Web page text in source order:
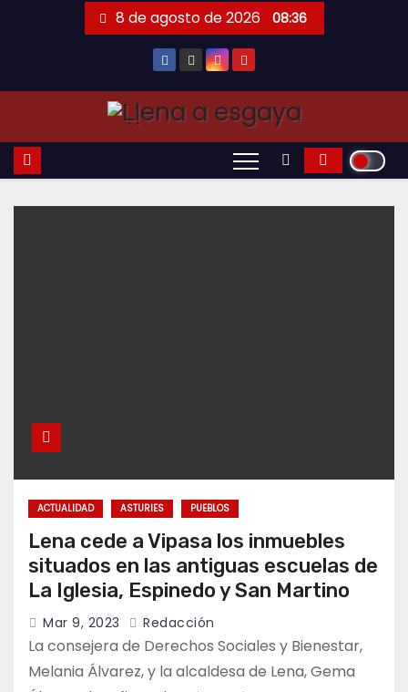
8 de agosto de 2026 08:36
ACTUALIDAD ASTURIES PUEBLOS
Lena cede a Vipasa los inmuebles
situados en las antiguas escuelas de
La Iglesia, Espinedo y San Martino
Mar 9, 2023 Redacción
La consejera de Derechos Sociales y Bienestar,
Melania Álvarez, y la alcaldesa de Lena, Gema